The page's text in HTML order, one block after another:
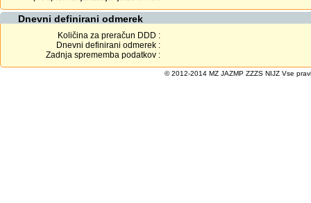
Dnevni definirani odmerek
Količina za preračun DDD :
Dnevni definirani odmerek :
Zadnja sprememba podatkov :
© 2012-2014 MZ JAZMP ZZZS NIJZ Vse